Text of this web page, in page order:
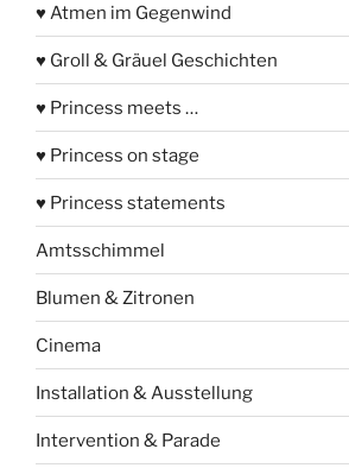
♥ Atmen im Gegenwind
♥ Groll & Gräuel Geschichten
♥ Princess meets …
♥ Princess on stage
♥ Princess statements
Amtsschimmel
Blumen & Zitronen
Cinema
Installation & Ausstellung
Intervention & Parade